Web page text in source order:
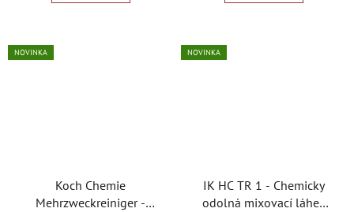
NOVINKA
Koch Chemie
Mehrzweckreiniger -
NOVINKA
IK HC TR 1 - Chemicky
odolná mixovací láhev